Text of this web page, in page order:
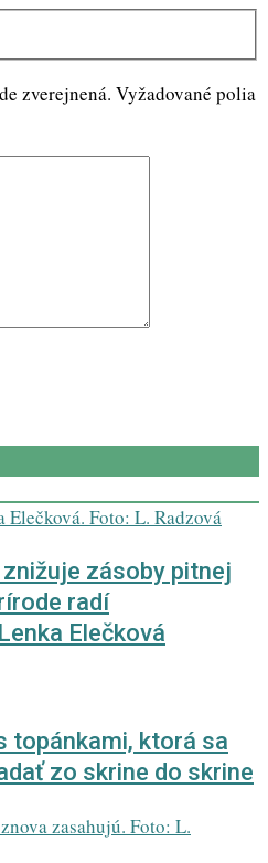
zverejnená. Vyžadované polia
zásoby pitnej
radí
Elečková
topánkami, ktorá sa
zo skrine do skrine